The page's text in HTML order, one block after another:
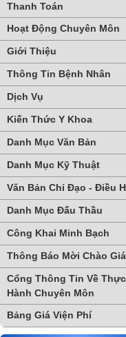
Thanh Toán
Hoạt Động Chuyên Môn
Giới Thiệu
Thông Tin Bệnh Nhân
Dịch Vụ
Kiến Thức Y Khoa
Danh Mục Văn Bản
Danh Mục Kỹ Thuật
Văn Bản Chỉ Đạo - Điều
Danh Mục Đấu Thầu
Công Khai Minh Bạch
Thông Báo Mời Chào
Cổng Thông Tin Về Thực
Hành Chuyên Môn
Bảng Giá Viện Phí